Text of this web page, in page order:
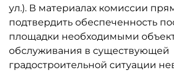
ул.). В материалах комиссии
подтвердить обеспеченность
площадки необходимыми
обслуживания в существующей
градостроительной ситуации